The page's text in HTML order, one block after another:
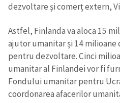
dezvoltare și comerț extern,
Astfel, Finlanda va aloca 15
ajutor umanitar și 14
pentru dezvoltare. Cinci
umanitar al Finlandei vor fi
Fondului umanitar pentru
coordonarea afacerilor